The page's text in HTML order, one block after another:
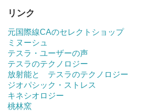
リンク
元国際線CAのセレクトショップ
ミヌーシュ
テスラ・ユーザーの声
テスラのテクノロジー
放射能と テスラのテクノロジー
ジオパシック・ストレス
キネシオロジー
桃林窯